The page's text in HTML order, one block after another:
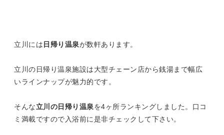
立川には 日帰り温泉が数軒あります。
立川の日帰り温泉施設は大型チェーン店から銭湯まで幅広
いラインナップが魅力的です。
そんな立川の日帰り温泉を4ヶ所ランキングしました。口コ
ミ満載ですので入浴前に是非チェックして下さい。